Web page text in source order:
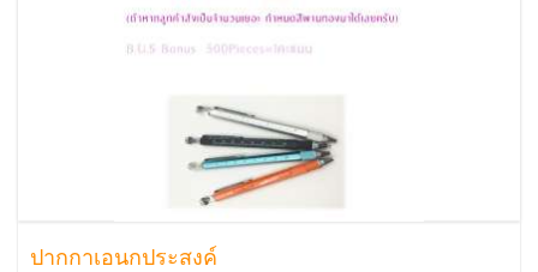
ปากกาเอนกประสงค์